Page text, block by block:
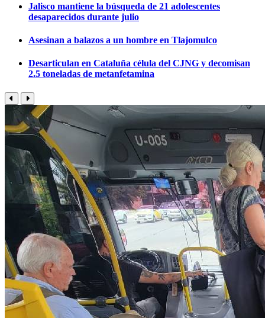
Jalisco mantiene la búsqueda de 21 adolescentes
desaparecidos durante julio
Asesinan a balazos a un hombre en Tlajomulco
Desarticulan en Cataluña célula del CJNG y decomisan
2.5 toneladas de metanfetamina